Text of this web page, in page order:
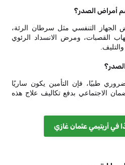
أمراض الصدر؟
الجهاز التنفسي مثل سرطان الرئة،
القصبات، ومرض الانسداد الرئوي
طبيًا، فإن التأمين يكون ساريًا
الاجتماعي بدفع تكاليف علاج هذه
في أريتيمي عثمان غازي